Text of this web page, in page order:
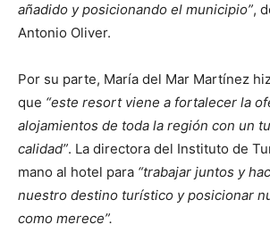
añadido y posicionando el municipio”,
Antonio Oliver.
Por su parte, María del Mar Martínez
que “este resort viene a fortalecer la
alojamientos de toda la región con un
calidad”. La directora del Instituto de
mano al hotel para “trabajar juntos y
nuestro destino turístico y posicionar
como merece”.